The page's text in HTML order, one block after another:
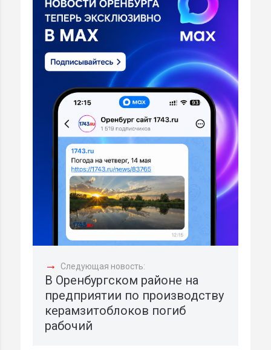
→ Следующая новость:
В Оренбургском районе на
предприятии по производству
керамзитоблоков погиб
рабочий